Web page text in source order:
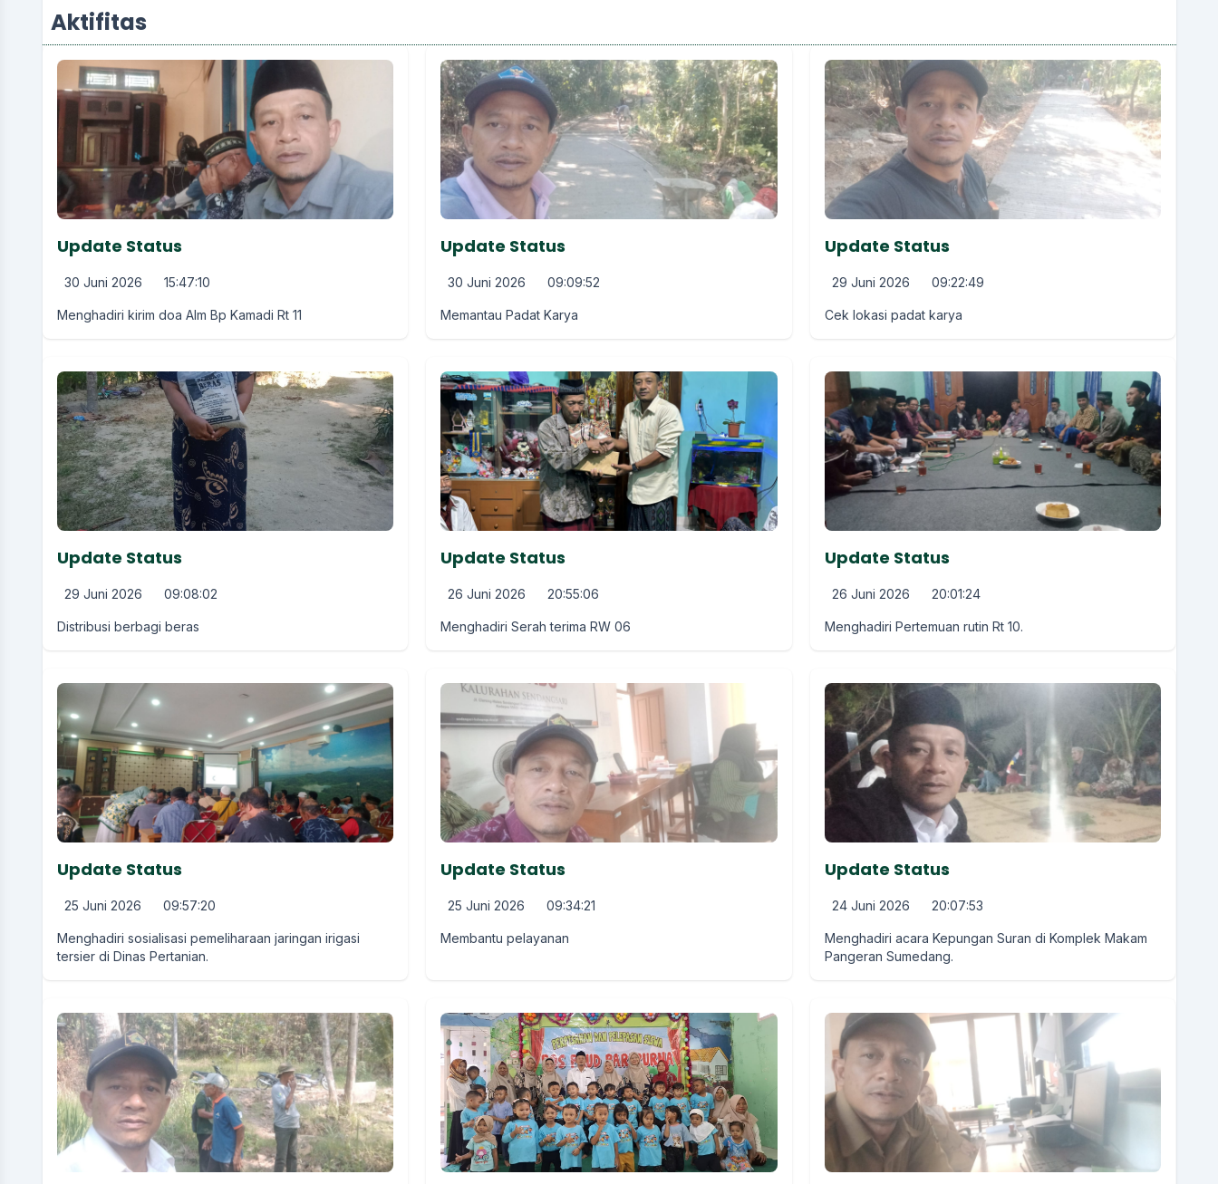
Aktifitas
Update Status
30 Juni 2026 15:47:10
Menghadiri kirim doa Alm Bp Kamadi Rt 11
Update Status
30 Juni 2026 09:09:52
Memantau Padat Karya
Update Status
29 Juni 2026 09:22:49
Cek lokasi padat karya
Update Status
29 Juni 2026 09:08:02
Distribusi berbagi beras
Update Status
26 Juni 2026 20:55:06
Menghadiri Serah terima RW 06
Update Status
26 Juni 2026 20:01:24
Menghadiri Pertemuan rutin Rt 10.
Update Status
25 Juni 2026 09:57:20
Menghadiri sosialisasi pemeliharaan jaringan irigasi
tersier di Dinas Pertanian.
Update Status
25 Juni 2026 09:34:21
Membantu pelayanan
Update Status
24 Juni 2026 20:07:53
Menghadiri acara Kepungan Suran di Komplek Makam
Pangeran Sumedang.